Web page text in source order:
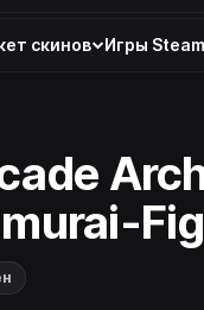
скинов Игры Steam